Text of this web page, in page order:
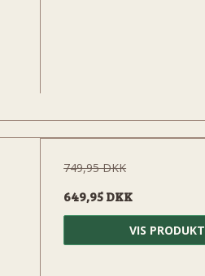
749,95 DKK
649,95 DKK
VIS PRODUKT